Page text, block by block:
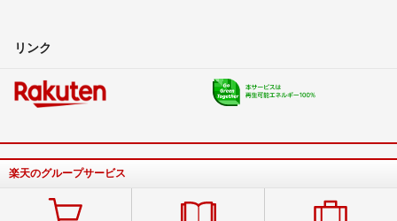
リンク
楽天のグループサービス